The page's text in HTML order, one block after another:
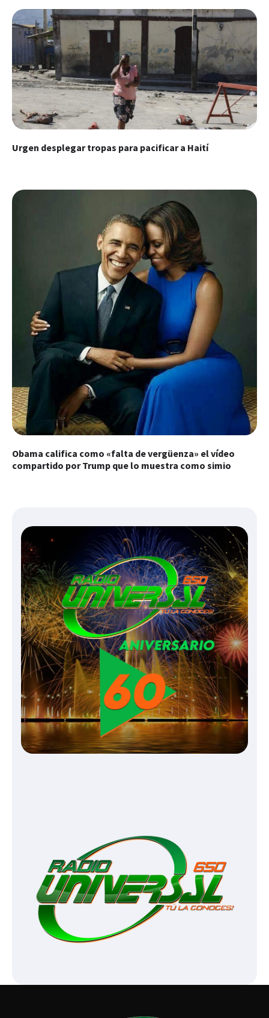
Urgen desplegar tropas para pacificar a Haití
Obama califica como «falta de vergüenza» el vídeo
compartido por Trump que lo muestra como simio